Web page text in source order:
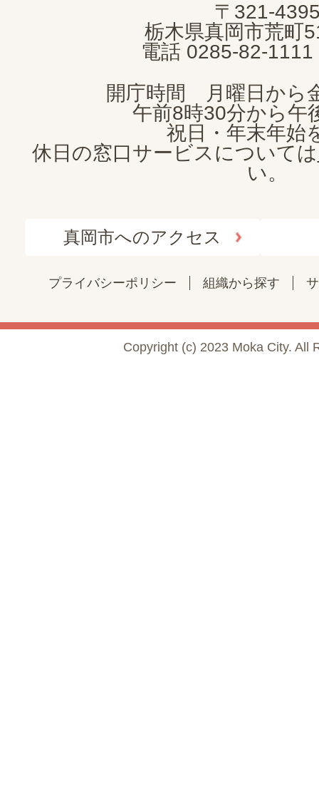
CITY
〒321-
栃木県真岡市荒町
電話 0285-82-1111
開庁時間 月曜日から
午前8時30分から午
祝日・年末年始
休日の窓口サービスについては
い。
真岡市へのアクセス
プライバシーポリシー 組織から探す
Copyright (c) 2023 Moka City. All